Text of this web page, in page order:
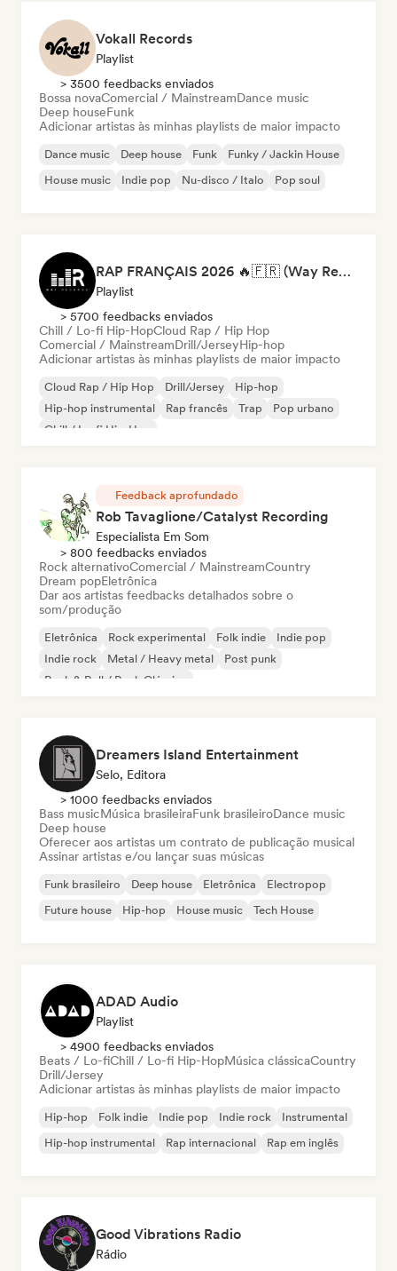
Vokall Records
Playlist
> 3500 feedbacks enviados
Bossa novaComercial / MainstreamDance music
Deep houseFunk
Adicionar artistas às minhas playlists de maior impacto
Dance music Deep house Funk
Funky / Jackin House
House music
Indie pop Nu-disco / Italo Pop soul
RAP FRANÇAIS 2026 🔥🇫🇷 (Way Records)
Playlist
> 5700 feedbacks enviados
Chill / Lo-fi Hip-HopCloud Rap / Hip Hop
Comercial / MainstreamDrill/JerseyHip-hop
Adicionar artistas às minhas playlists de maior impacto
Cloud Rap / Hip Hop Drill/Jersey
Hip-hop
Hip-hop instrumental
Rap francês Trap
Pop urbano
Chill / Lo-fi Hip-Hop
Feedback aprofundado
Rob Tavaglione/Catalyst Recording
Especialista Em Som
> 800 feedbacks enviados
Rock alternativoComercial / MainstreamCountry
Dream popEletrônica
Dar aos artistas feedbacks detalhados sobre o
som/produção
Eletrônica Rock experimental Folk indie
Indie pop
Indie rock
Metal / Heavy metal
Post punk
Rock & Roll / Rock Clássico
Dreamers Island Entertainment
Selo, Editora
> 1000 feedbacks enviados
Bass musicMúsica brasileiraFunk brasileiroDance music
Deep house
Oferecer aos artistas um contrato de publicação musical
Assinar artistas e/ou lançar suas músicas
Funk brasileiro Deep house Eletrônica
Electropop
Future house
Hip-hop House music Tech House
ADAD Audio
Playlist
> 4900 feedbacks enviados
Beats / Lo-fiChill / Lo-fi Hip-HopMúsica clássicaCountry
Drill/Jersey
Adicionar artistas às minhas playlists de maior impacto
Hip-hop Folk indie Indie pop Indie rock
Instrumental
Hip-hop instrumental
Rap internacional Rap em inglês
Good Vibrations Radio
Rádio